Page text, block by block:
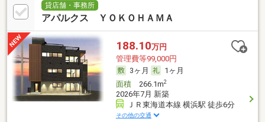
貸店舗・事務所
アパルクス ＹＯＫＯＨＡＭＡ
188.10万円
管理費等99,000円
3ヶ月
1ヶ月
面積266.1m2
2026年7月 新築
ＪＲ東海道本線 横浜駅 徒歩6分
その他の交通